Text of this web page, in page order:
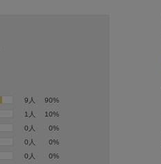
9人
90%
1人
10%
0人
0%
0人
0%
0人
0%